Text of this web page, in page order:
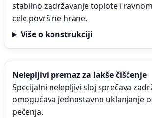
stabilno zadržavanje toplote i
cele površine hrane.
Više o konstrukciji
Nelepljivi premaz za lakše čišćenje
Specijalni nelepljivi sloj sprečava
omogućava jednostavno uklanjanje
pečenja.